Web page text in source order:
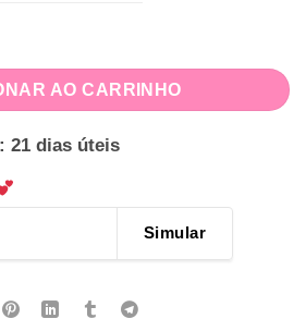
quantidade
AO CARRINHO
21 dias úteis
Simular